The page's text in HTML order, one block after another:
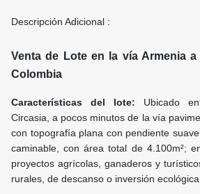
Descripción Adicional :
Venta de Lote en la vía Armenia
Colombia
Características del lote: Ubicado
Circasia, a pocos minutos de la vía
con topografía plana con pendiente
caminable, con área total de 4.100m²;
proyectos agrícolas, ganaderos y
rurales, de descanso o inversión ecológica.